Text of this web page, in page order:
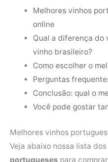
Melhores vinhos
online
Qual a diferença do
vinho brasileiro?
Como escolher o
Perguntas
Conclusão: qual o
Você pode gostar
Melhores vinhos
Veja abaixo nossa lista dos
portugueses para